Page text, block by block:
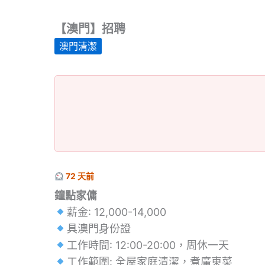
【澳門】招聘
澳門清潔
72 天前
鐘點家傭
薪金: 12,000-14,000
具澳門身份證
工作時間: 12:00-20:00，周休一天
工作範圍: 全屋家庭清潔，煮廣東菜